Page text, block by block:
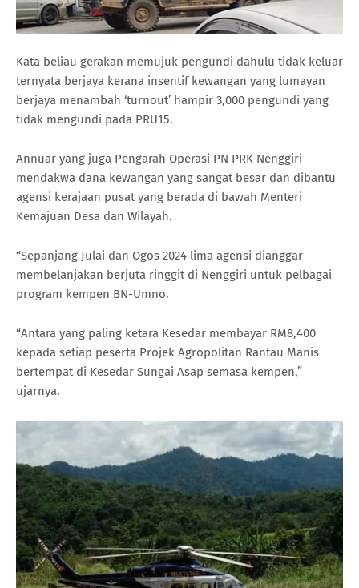
Kata beliau gerakan memujuk pengundi dahulu tidak keluar
ternyata berjaya kerana insentif kewangan yang lumayan
berjaya menambah ‘turnout’ hampir 3,000 pengundi yang
tidak mengundi pada PRU15.
Annuar yang juga Pengarah Operasi PN PRK Nenggiri
mendakwa dana kewangan yang sangat besar dan dibantu
agensi kerajaan pusat yang berada di bawah Menteri
Kemajuan Desa dan Wilayah.
“Sepanjang Julai dan Ogos 2024 lima agensi dianggar
membelanjakan berjuta ringgit di Nenggiri untuk pelbagai
program kempen BN-Umno.
“Antara yang paling ketara Kesedar membayar RM8,400
kepada setiap peserta Projek Agropolitan Rantau Manis
bertempat di Kesedar Sungai Asap semasa kempen,”
ujarnya.